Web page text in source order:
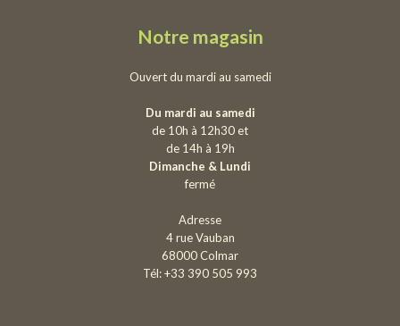
Notre magasin
Ouvert du mardi au samedi
Du mardi au samedi
de 10h à 12h30 et
de 14h à 19h
Dimanche & Lundi
fermé
Adresse
4 rue Vauban
68000 Colmar
Tél: +33 390 505 993